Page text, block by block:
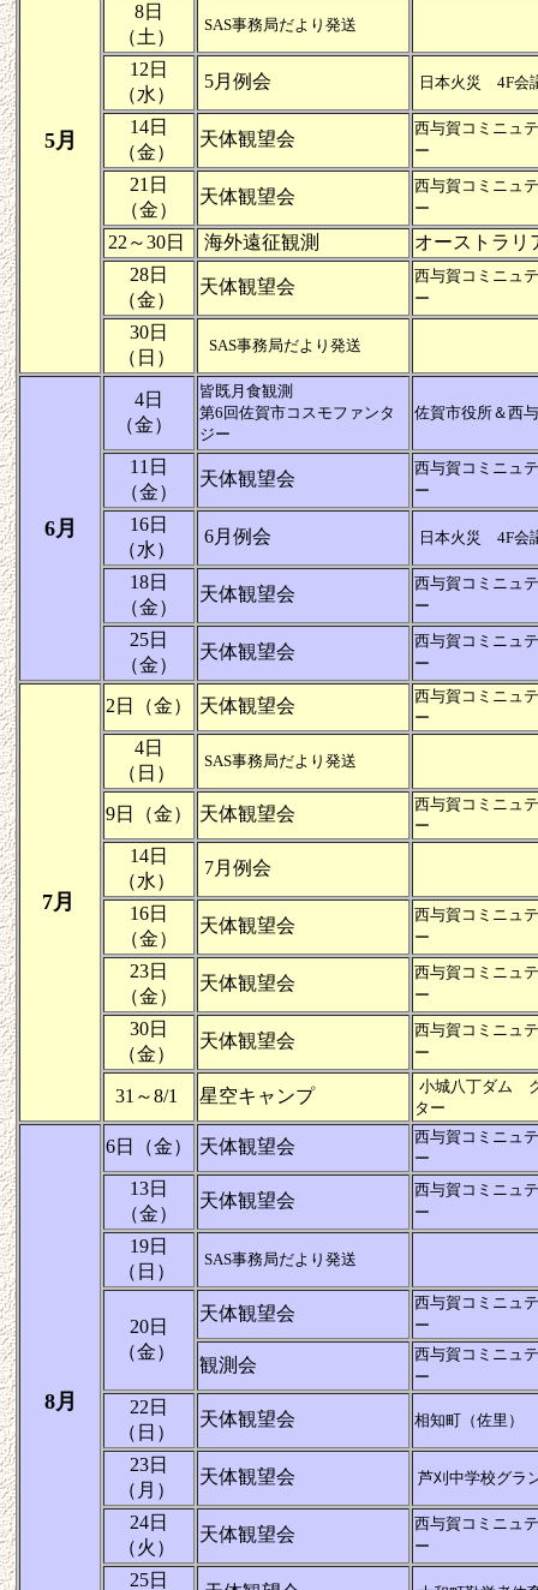
5月
8日
（土）
SAS事務局だより発送
12日
（水）
5月例会 日本火災 4F会
14日
（金）
天体観望会
西与賀コミニュ
ー
21日
（金）
天体観望会
西与賀コミニュ
ー
22～30日 海外遠征観測
オーストラリ
28日
（金）
天体観望会
西与賀コミニュ
ー
30日
（日）
SAS事務局だより発送
6月
4日
（金）
皆既月食観測
第6回佐賀市コスモファンタ
ジー
佐賀市役所＆西
11日
（金）
天体観望会
西与賀コミニュ
ー
16日
（水）
6月例会 日本火災 4F会
18日
（金）
天体観望会
西与賀コミニュ
ー
25日
（金）
天体観望会
西与賀コミニュ
ー
7月
2日（金） 天体観望会
西与賀コミニュ
ー
4日
（日）
SAS事務局だより発送
9日（金） 天体観望会
西与賀コミニュ
ー
14日
（水）
7月例会
16日
（金）
天体観望会
西与賀コミニュ
ー
23日
（金）
天体観望会
西与賀コミニュ
ー
30日
（金）
天体観望会
西与賀コミニュ
ー
31～8/1 星空キャンプ
小城八丁ダム
ター
8月
6日（金） 天体観望会
西与賀コミニュ
ー
13日
（金）
天体観望会
西与賀コミニュ
ー
19日
（日）
SAS事務局だより発送
20日
（金）
天体観望会
西与賀コミニュ
ー
観測会
西与賀コミニュ
ー
22日
（日）
天体観望会 相知町（佐里）
23日
（月）
天体観望会 芦刈中学校グラ
24日
（火）
天体観望会
西与賀コミニュ
ー
25日